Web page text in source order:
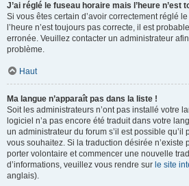
J’ai réglé le fuseau horaire mais l’heure n’est
Si vous êtes certain d’avoir correctement réglé
l’heure n’est toujours pas correcte, il est
erronée. Veuillez contacter un administrateur
problème.
Haut
Ma langue n’apparaît pas dans la liste !
Soit les administrateurs n’ont pas installé votre
logiciel n’a pas encore été traduit dans votre
un administrateur du forum s’il est possible
vous souhaitez. Si la traduction désirée n’existe
porter volontaire et commencer une nouvelle
d’informations, veuillez vous rendre sur le site
anglais).